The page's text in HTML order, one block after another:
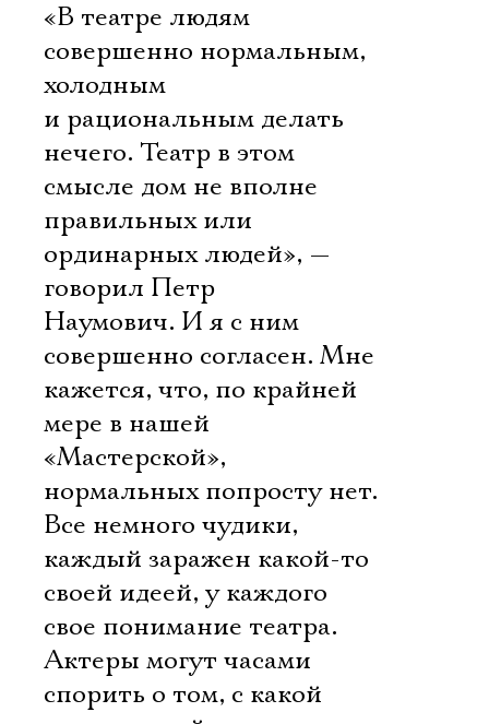
«В театре людям
совершенно нормальным,
холодным
и рациональным делать
нечего. Театр в этом
смысле дом не вполне
правильных или
ординарных людей», —
говорил Петр
Наумович. И я с ним
совершенно согласен. Мне
кажется, что, по крайней
мере в нашей
«Мастерской»,
нормальных попросту нет.
Все немного чудики,
каждый заражен какой-то
своей идеей, у каждого
свое понимание театра.
Актеры могут часами
спорить о том, с какой